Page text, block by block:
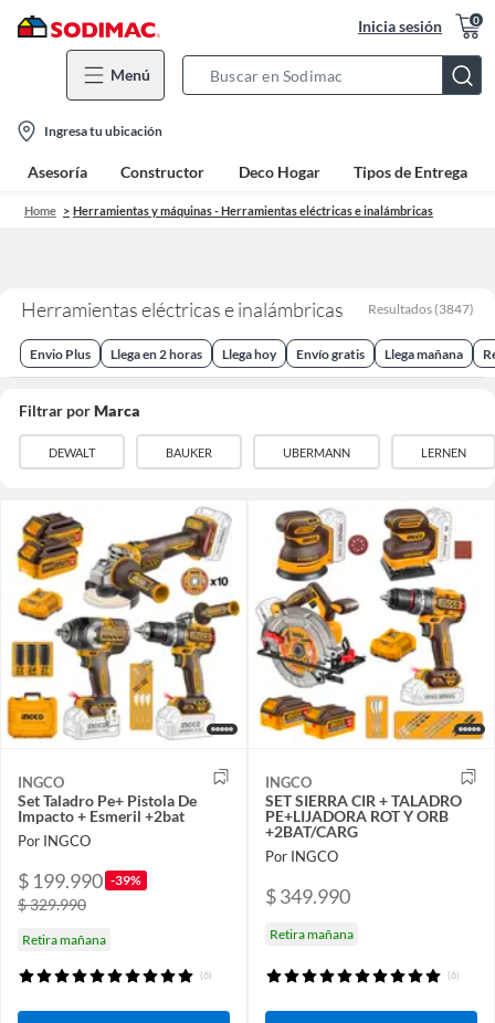
Inicia sesión 0
Menú
Bar
location-
icon
Ingresa tu ubicación
Asesoría Constructor Deco Hogar Tipos de Entrega
Home Herramientas y máquinas - Herramientas eléctricas e inalámbricas
Herramientas eléctricas e inalámbricas Resultados (3847)
Envio Plus Llega en 2 horas Llega hoy Envío gratis Llega mañana
Filtrar porMarca
DEWALT BAUKER UBERMANN LERNEN
INGCO
Set Taladro Pe+ Pistola De
Impacto + Esmeril +2bat
Por INGCO
$ 199.990 -39%
$ 329.990
Retira mañana
(6)
INGCO
SET SIERRA CIR + TALADRO
PE+LIJADORA ROT Y ORB
+2BAT/CARG
Por INGCO
$ 349.990
Retira mañana
(6)